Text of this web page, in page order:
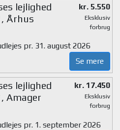
lejlighed
Århus
kr. 5.550
Eksklusiv
forbrug
pr. 31. august 2026
Se mere
lejlighed
Amager
kr. 17.450
Eksklusiv
forbrug
pr. 1. september 2026